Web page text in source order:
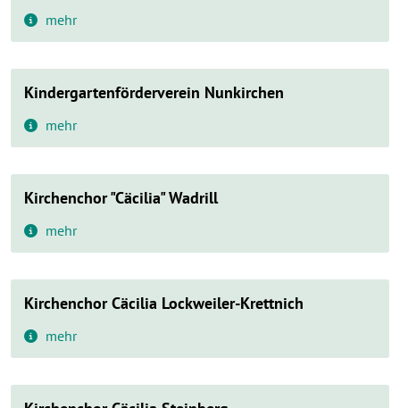
mehr
Kindergartenförderverein Nunkirchen
mehr
Kirchenchor "Cäcilia" Wadrill
mehr
Kirchenchor Cäcilia Lockweiler-Krettnich
mehr